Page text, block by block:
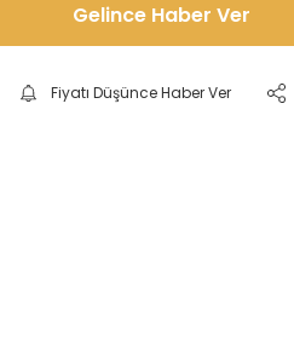
Gelince Haber Ver
Fiyatı Düşünce Haber Ver